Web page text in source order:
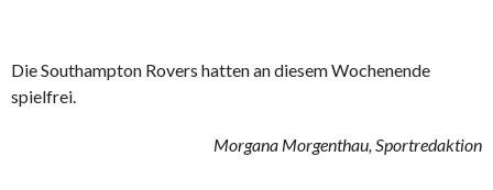
Die Southampton Rovers hatten an diesem Wochenende
spielfrei.
Morgana Morgenthau, Sportredaktion